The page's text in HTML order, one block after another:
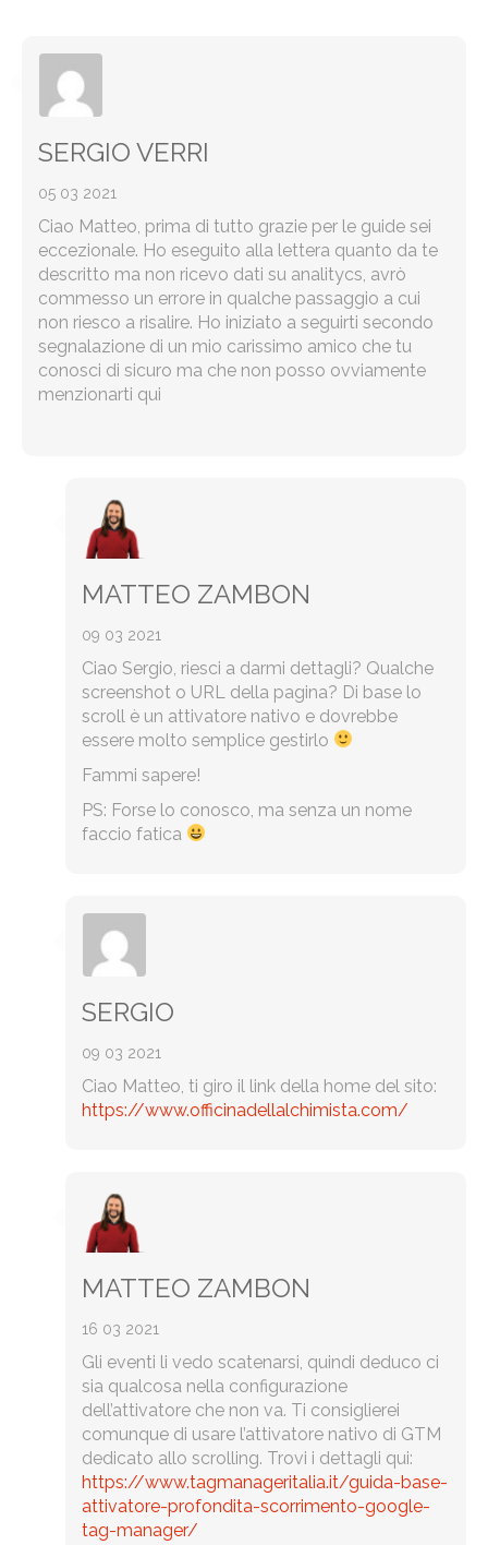
SERGIO VERRI
05 03 2021
Ciao Matteo, prima di tutto grazie per le guide sei
eccezionale. Ho eseguito alla lettera quanto da te
descritto ma non ricevo dati su analitycs, avrò
commesso un errore in qualche passaggio a cui
non riesco a risalire. Ho iniziato a seguirti secondo
segnalazione di un mio carissimo amico che tu
conosci di sicuro ma che non posso ovviamente
menzionarti qui
MATTEO ZAMBON
09 03 2021
Ciao Sergio, riesci a darmi dettagli? Qualche
screenshot o URL della pagina? Di base lo
scroll è un attivatore nativo e dovrebbe
essere molto semplice gestirlo
Fammi sapere!
PS: Forse lo conosco, ma senza un nome
faccio fatica
SERGIO
09 03 2021
Ciao Matteo, ti giro il link della home del sito:
https://www.officinadellalchimista.com/
MATTEO ZAMBON
16 03 2021
Gli eventi li vedo scatenarsi, quindi deduco ci
sia qualcosa nella configurazione
dell’attivatore che non va. Ti consiglierei
comunque di usare l’attivatore nativo di GTM
dedicato allo scrolling. Trovi i dettagli qui:
https://www.tagmanageritalia.it/guida-base-
attivatore-profondita-scorrimento-google-
tag-manager/